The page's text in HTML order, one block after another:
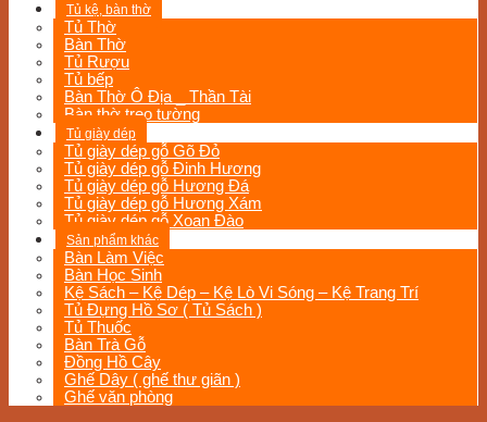
Tủ kệ, bàn thờ
Tủ Thờ
Bàn Thờ
Tủ Rượu
Tủ bếp
Bàn Thờ Ô Địa _ Thần Tài
Bàn thờ treo tường
Tủ giày dép
Tủ giày dép gỗ Gõ Đỏ
Tủ giày dép gỗ Đinh Hương
Tủ giày dép gỗ Hương Đá
Tủ giày dép gỗ Hương Xám
Tủ giày dép gỗ Xoan Đào
Sản phẩm khác
Bàn Làm Việc
Bàn Học Sinh
Kệ Sách – Kệ Dép – Kệ Lò Vi Sóng – Kệ Trang Trí
Tủ Đựng Hồ Sơ ( Tủ Sách )
Tủ Thuốc
Bàn Trà Gỗ
Đồng Hồ Cây
Ghế Dây ( ghế thư giãn )
Ghế văn phòng